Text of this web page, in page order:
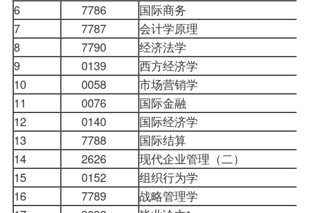
6
7786
国际商务
7
7787 会计学原理
8
7790
经济法学
9
0139
西方经济学
10
0058
市场营销学
11
0076
国际金融
12
0140
国际经济学
13
7788
国际结算
14
2626
现代企业管理（二）
15
0152
组织行为学
16
7789
战略管理学